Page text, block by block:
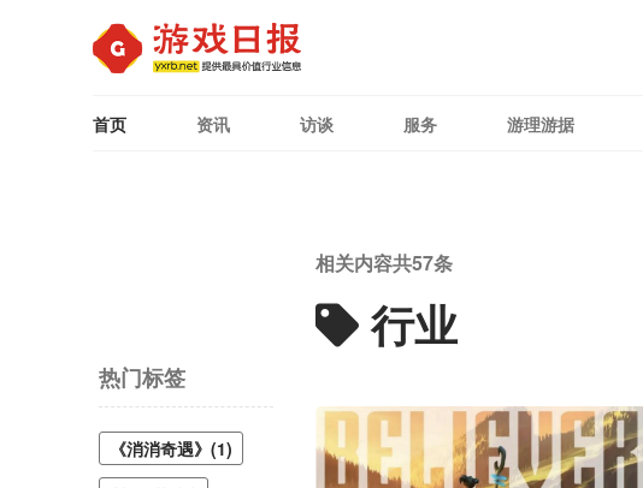
首页 资讯 访谈 服务 游理游据
热门标签
《消消奇遇》(1)
相关内容共57条
行业